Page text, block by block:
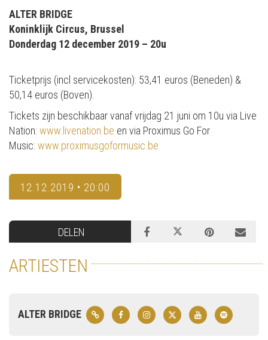
ALTER BRIDGE
Koninklijk Circus, Brussel
Donderdag 12 december 2019 – 20u
Ticketprijs (incl servicekosten): 53,41 euros (Beneden) &
50,14 euros (Boven).
Tickets zijn beschikbaar vanaf vrijdag 21 juni om 10u via Live
Nation: www.livenation.be en via Proximus Go For
Music: www.proximusgoformusic.be
12.12.2019 • 20:00
DELEN
ARTIESTEN
ALTER BRIDGE